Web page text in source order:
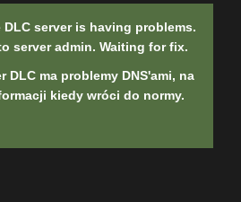
server is having problems.
server admin. Waiting for fix.
DLC ma problemy DNS'ami, na
kiedy wróci do normy.